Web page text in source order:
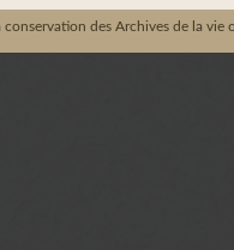
des Archives de la